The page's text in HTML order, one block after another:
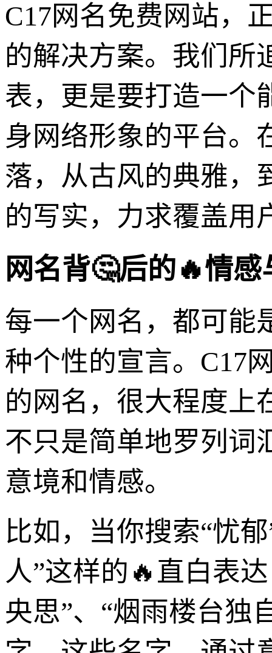
C17网名免费网站，
的解决方案。我们所
表，更是要打造一个
身网络形象的平台。
落，从古风的典雅，
的写实，力求覆盖用
网名背🤔后的🔥情
每一个网名，都可能
种个性的宣言。C17
的网名，很大程度上
不只是简单地罗列词
意境和情感。
比如，当你搜索“忧
人”这样的🔥直白表
央思”、“烟雨楼台独